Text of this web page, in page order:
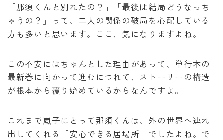
「那須くんと別れたの？」「最後は結局どうなっち
ゃうの？」って、二人の関係の破局を心配している
方も多いと思います。ここ、気になりますよね。
この不安にはちゃんとした理由があって、単行本の
最新巻に向かって進むにつれて、ストーリーの構造
が根本から覆り始めているからなんですよ。
これまで嵐子にとって那須くんは、外の世界へ連れ
出してくれる「安心できる居場所」でしたよね。で